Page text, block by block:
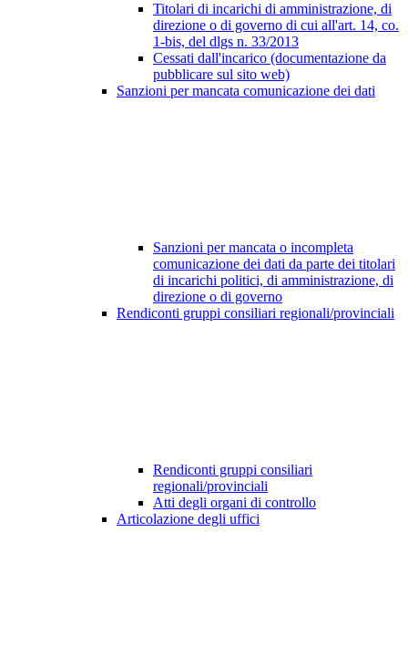
Titolari di incarichi di amministrazione, di
direzione o di governo di cui all'art. 14, co.
1-bis, del dlgs n. 33/2013
Cessati dall'incarico (documentazione da
pubblicare sul sito web)
Sanzioni per mancata comunicazione dei dati
Sanzioni per mancata o incompleta
comunicazione dei dati da parte dei titolari
di incarichi politici, di amministrazione, di
direzione o di governo
Rendiconti gruppi consiliari regionali/provinciali
Rendiconti gruppi consiliari
regionali/provinciali
Atti degli organi di controllo
Articolazione degli uffici